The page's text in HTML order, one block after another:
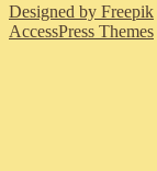
Designed by Freepik
AccessPress Themes